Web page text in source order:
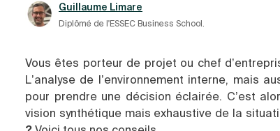
Guillaume Limare
Diplômé de l'ESSEC Business School.
Vous êtes porteur de projet ou chef
L’analyse de l’environnement interne, mais
pour prendre une décision éclairée. C’est
vision synthétique mais exhaustive de la